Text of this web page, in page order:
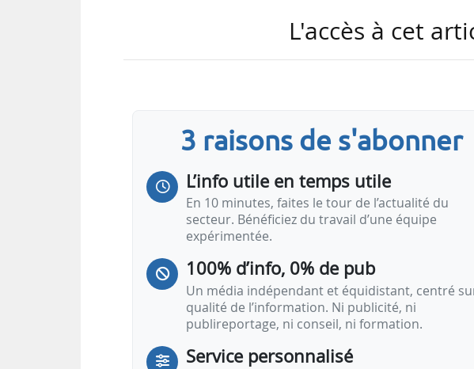
L'accès à cet
3 raisons de s'abonner
L’info utile en temps utile
En 10 minutes, faites le tour de l’actualité du
secteur. Bénéficiez du travail d’une équipe
expérimentée.
100% d’info, 0% de pub
Un média indépendant et équidistant, centré
qualité de l’information. Ni publicité, ni
publireportage, ni conseil, ni formation.
Service personnalisé